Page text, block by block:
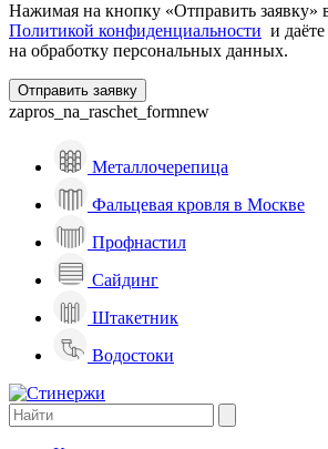
Нажимая на кнопку «Отправить заявку»
Политикой конфиденциальности и
на обработку персональных данных.
zapros_na_raschet_formnew
Металлочерепица
Фальцевая кровля в Москве
Профнастил
Сайдинг
Штакетник
Водостоки